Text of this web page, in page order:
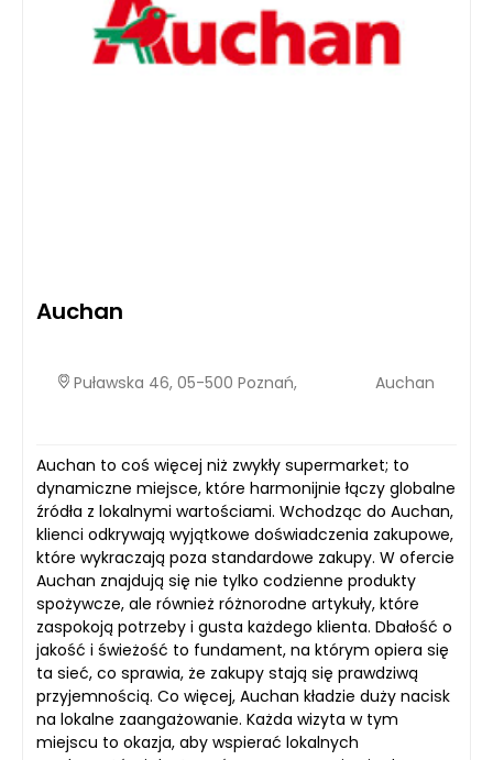
Auchan
Puławska 46, 05-500 Poznań, Auchan
Auchan to coś więcej niż zwykły supermarket; to
dynamiczne miejsce, które harmonijnie łączy globalne
źródła z lokalnymi wartościami. Wchodząc do Auchan,
klienci odkrywają wyjątkowe doświadczenia zakupowe,
które wykraczają poza standardowe zakupy. W ofercie
Auchan znajdują się nie tylko codzienne produkty
spożywcze, ale również różnorodne artykuły, które
zaspokoją potrzeby i gusta każdego klienta. Dbałość o
jakość i świeżość to fundament, na którym opiera się
ta sieć, co sprawia, że zakupy stają się prawdziwą
przyjemnością. Co więcej, Auchan kładzie duży nacisk
na lokalne zaangażowanie. Każda wizyta w tym
miejscu to okazja, aby wspierać lokalnych